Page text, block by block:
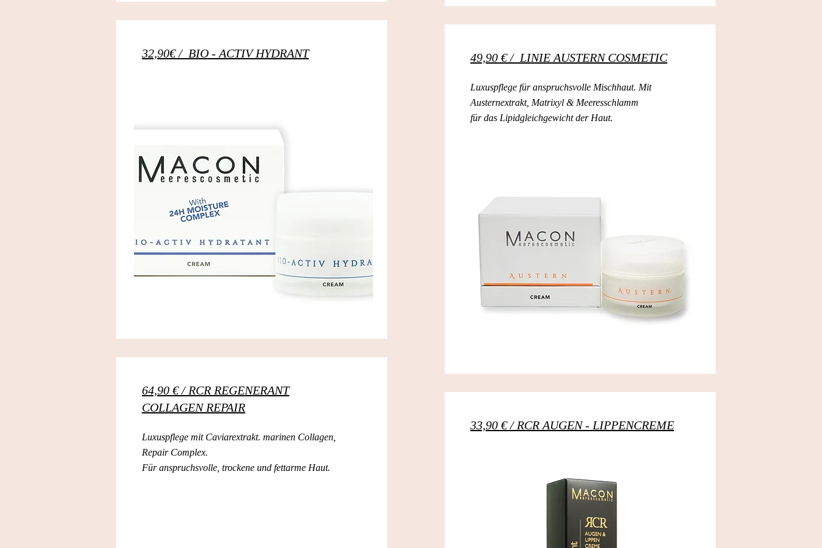
32,90€ / BIO - ACTIV HYDRANT
64,90 € / RCR REGENERANT
COLLAGEN REPAIR
Luxuspflege mit Caviarextrakt. marinen Collagen,
Repair Complex.
Für anspruchsvolle, trockene und fettarme Haut.
49,90 € / LINIE AUSTERN COSMETIC
Luxuspflege für anspruchsvolle Mischhaut. Mit
Austernextrakt, Matrixyl & Meeresschlamm
für das Lipidgleichgewicht der Haut.
33,90 € / RCR AUGEN - LIPPENCREME